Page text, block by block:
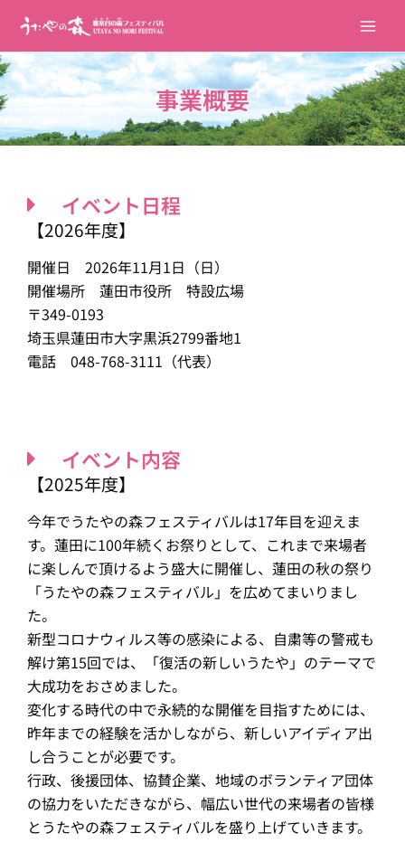
を
ス
キ
ッ
プ
Main
事業概要
イベント日程
【2026年度】
開催日 2026年11月1日（日）
開催場所 蓮田市役所 特設広場
〒349-0193
埼玉県蓮田市大字黒浜2799番地1
電話 048-768-3111（代表）
イベント内容
【2025年度】
今年でうたやの森フェスティバルは17年目を迎えま
す。蓮田に100年続くお祭りとして、これまで来場者
に楽しんで頂けるよう盛大に開催し、蓮田の秋の祭り
「うたやの森フェスティバル」を広めてまいりまし
た。
新型コロナウィルス等の感染による、自粛等の警戒も
解け第15回では、「復活の新しいうたや」のテーマで
大成功をおさめました。
変化する時代の中で永続的な開催を目指すためには、
昨年までの経験を活かしながら、新しいアイディア出
し合うことが必要です。
行政、後援団体、協賛企業、地域のボランティア団体
の協力をいただきながら、幅広い世代の来場者の皆様
とうたやの森フェスティバルを盛り上げていきます。